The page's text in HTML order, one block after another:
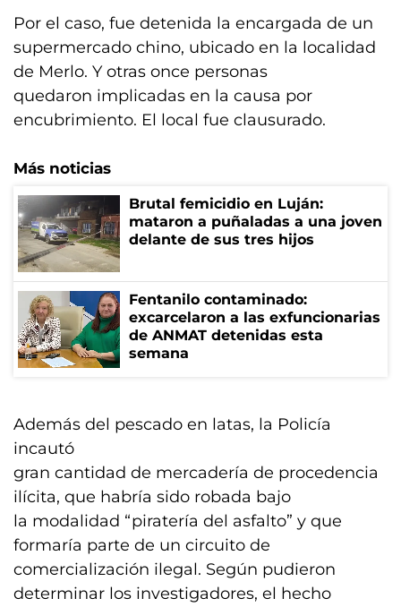
Por el caso, fue detenida la encargada de un
supermercado chino, ubicado en la localidad
de Merlo. Y otras once personas
quedaron implicadas en la causa por
encubrimiento. El local fue clausurado.
Más noticias
Brutal femicidio en Luján:
mataron a puñaladas a una joven
delante de sus tres hijos
Fentanilo contaminado:
excarcelaron a las exfuncionarias
de ANMAT detenidas esta
semana
Además del pescado en latas, la Policía
incautó
gran cantidad de mercadería de procedencia
ilícita, que habría sido robada bajo
la modalidad “piratería del asfalto” y que
formaría parte de un circuito de
comercialización ilegal. Según pudieron
determinar los investigadores, el hecho